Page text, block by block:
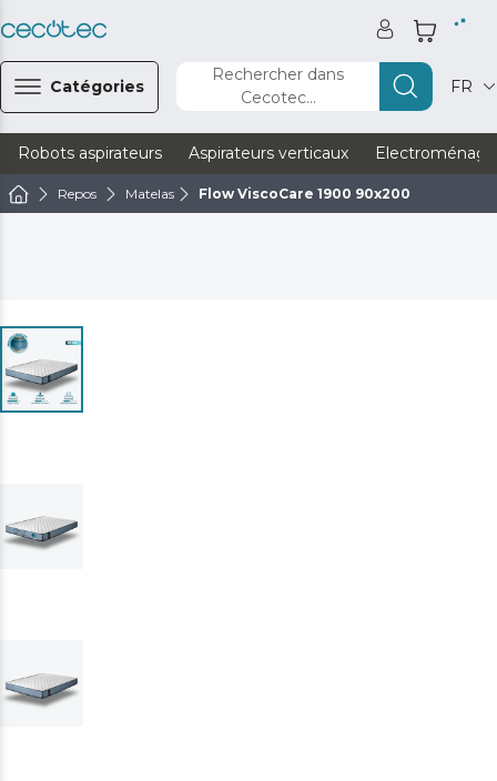
Catégories
Rechercher dans
Cecotec...
FR
Robots aspirateurs Aspirateurs verticaux
Repos Matelas Flow ViscoCare 1900 90x200